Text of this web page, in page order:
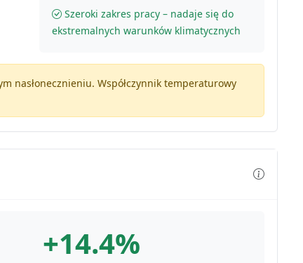
Szeroki zakres pracy – nadaje się do
ekstremalnych warunków klimatycznych
nasłonecznieniu. Współczynnik temperaturowy
+14.4%